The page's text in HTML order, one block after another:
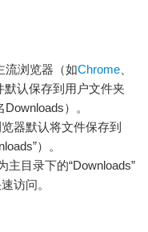
流浏览器（如Chrome
默认保存到用户文件夹
）。
览器默认将文件保存到
）。
主目录下的“Downloads”
访问。